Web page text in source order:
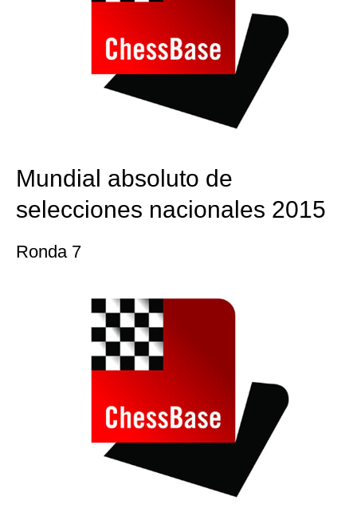
Mundial absoluto de
selecciones nacionales 2015
Ronda 7